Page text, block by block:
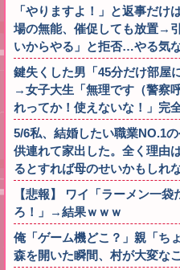
「やりますよ！」と返事だけ
場の無能、催促しても放置→
いからやる」と拒否…やる気
鍵失くした男「45分だけ部屋
→女子大生「無理です（警察
れってか！使えないな！」完
5/6私、結婚したい職業NO.1
供連れて家出した。全く理由
るとすれば母のせいかもしれ
【悲報】 ワイ「ラーメン一
ろ！」→結果ｗｗｗ
俺「ゲーム機どこ？」親「ち
森を開いた瞬間、村が大変な